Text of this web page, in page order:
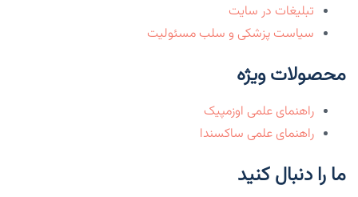
تبلیغات در سایت
سیاست پزشکی و سلب مسئولیت
محصولات ویژه
راهنمای علمی اوزمپیک
راهنمای علمی ساکسندا
ما را دنبال کنید